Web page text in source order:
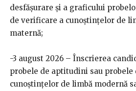
desfășurare și a graficului
de verificare a cunoștințelor de
maternă;
-3 august 2026 – Înscrierea
probele de aptitudini sau probele
cunoștințelor de limbă modernă